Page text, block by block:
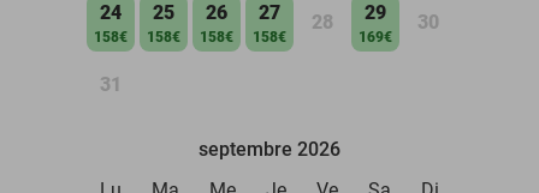
24
158€
25
158€
26
158€
27
158€
28 29
169€
30
31
septembre 2026